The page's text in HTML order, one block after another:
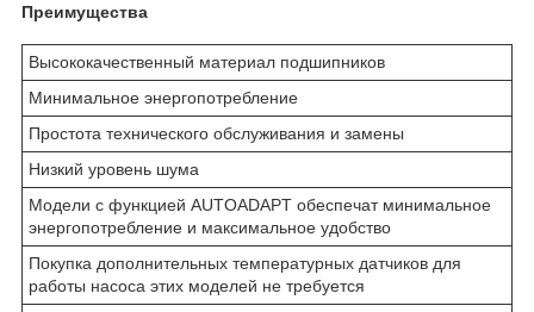
Преимущества
Высококачественный материал подшипников
Минимальное энергопотребление
Простота технического обслуживания и замены
Низкий уровень шума
Модели с функцией AUTOADAPT обеспечат минимальное
энергопотребление и максимальное удобство
Покупка дополнительных температурных датчиков для
работы насоса этих моделей не требуется